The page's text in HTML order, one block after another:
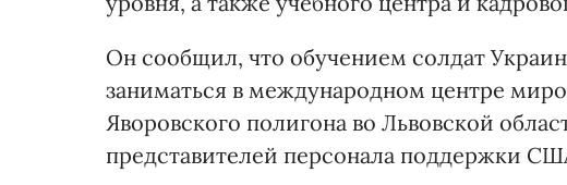
Он сообщил, что обучением солдат
заниматься в международном центре
Яворовского полигона во Львовской
представителей персонала поддержки